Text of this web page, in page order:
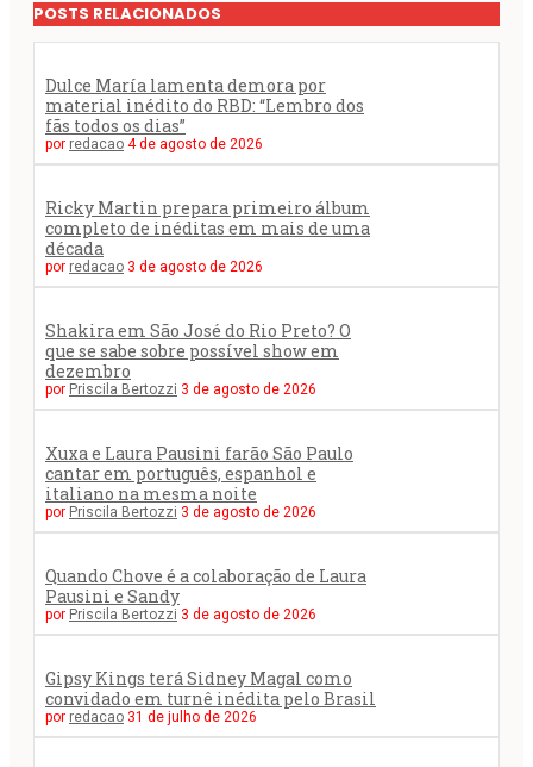
POSTS RELACIONADOS
Dulce María lamenta demora por
material inédito do RBD: “Lembro dos
fãs todos os dias”
por redacao 4 de agosto de 2026
Ricky Martin prepara primeiro álbum
completo de inéditas em mais de uma
década
por redacao 3 de agosto de 2026
Shakira em São José do Rio Preto? O
que se sabe sobre possível show em
dezembro
por Priscila Bertozzi 3 de agosto de 2026
Xuxa e Laura Pausini farão São Paulo
cantar em português, espanhol e
italiano na mesma noite
por Priscila Bertozzi 3 de agosto de 2026
Quando Chove é a colaboração de Laura
Pausini e Sandy
por Priscila Bertozzi 3 de agosto de 2026
Gipsy Kings terá Sidney Magal como
convidado em turnê inédita pelo Brasil
por redacao 31 de julho de 2026